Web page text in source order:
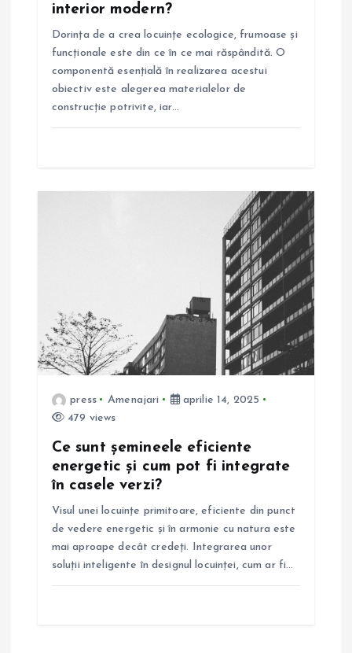
interior modern?
Dorința de a crea locuințe ecologice, frumoase și
funcționale este din ce în ce mai răspândită. O
componentă esențială în realizarea acestui
obiectiv este alegerea materialelor de
construcție potrivite, iar…
press Amenajari
aprilie 14, 2025
479 views
Ce sunt șemineele eficiente
energetic și cum pot fi integrate
în casele verzi?
Visul unei locuințe primitoare, eficiente din punct
de vedere energetic și în armonie cu natura este
mai aproape decât credeți. Integrarea unor
soluții inteligente în designul locuinței, cum ar fi…